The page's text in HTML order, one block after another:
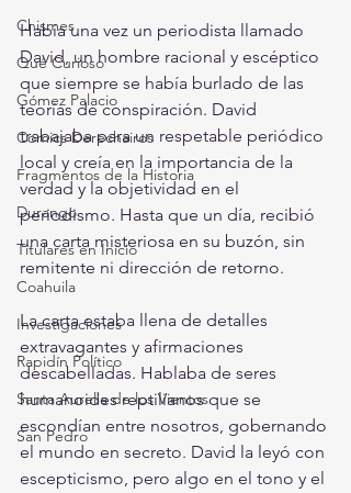
Chismes
Qué Curioso
Gómez Palacio
Comics Derechairos
Fragmentos de la Historia
Durango
Titulares en Inicio
Coahuila
Investigaciones
Rapidín Político
Santa Aurelia de los Vientos
San Pedro
Había una vez un periodista llamado
David, un hombre racional y escéptico
que siempre se había burlado de las
teorías de conspiración. David
trabajaba para un respetable periódico
local y creía en la importancia de la
verdad y la objetividad en el
periodismo. Hasta que un día, recibió
una carta misteriosa en su buzón, sin
remitente ni dirección de retorno.
La carta estaba llena de detalles
extravagantes y afirmaciones
descabelladas. Hablaba de seres
humanoides reptilianos que se
escondían entre nosotros, gobernando
el mundo en secreto. David la leyó con
escepticismo, pero algo en el tono y el